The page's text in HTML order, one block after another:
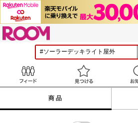
見つける
商品